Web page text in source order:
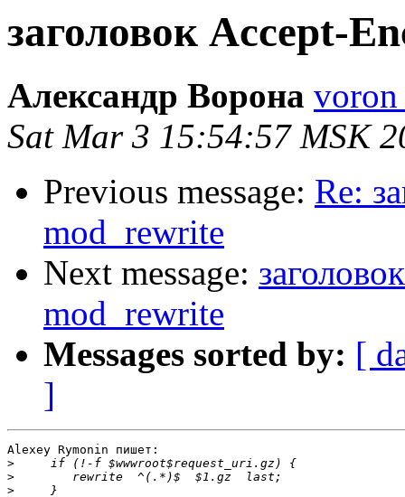
заголовок Accept-
Александр Ворона voron
Sat Mar 3 15:54:57 MSK
Previous message: Re:
mod_rewrite
Next message:
mod_rewrite
Messages sorted by: [
]
Alexey Rymonin пишет:
>
>
>